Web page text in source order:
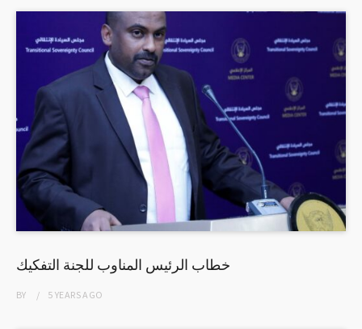
خطاب الرئيس المناوب للجنة التفكيك
BY 5 YEARSAGO